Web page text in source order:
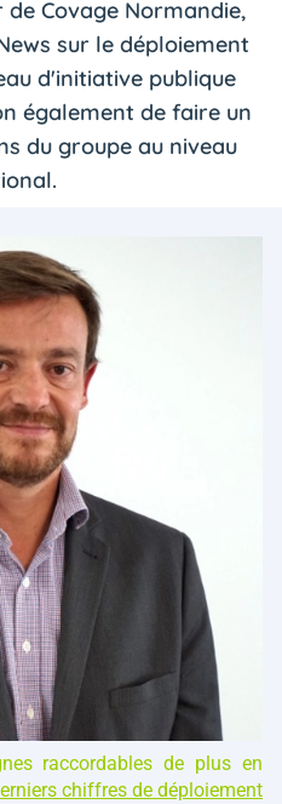
Covage Normandie,
sur le déploiement
d'initiative publique
également de faire un
du groupe au niveau
raccordables de plus en
chiffres de déploiement